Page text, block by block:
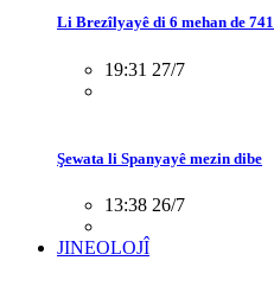
Li Brezîlyayê di 6 mehan de
19:31 27/7
Şewata li Spanyayê mezin dibe
13:38 26/7
JINEOLOJÎ